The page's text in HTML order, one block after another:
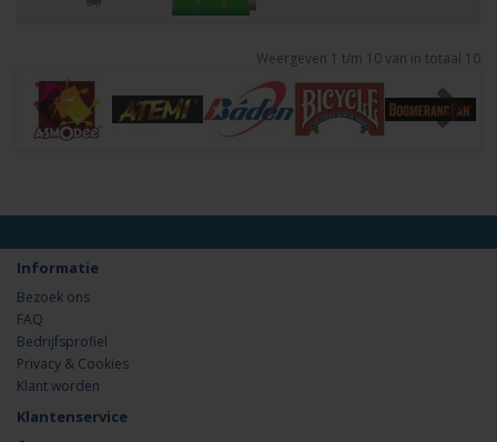
Weergeven 1 t/m 10 van in totaal 10
Informatie
Bezoek ons
FAQ
Bedrijfsprofiel
Privacy & Cookies
Klant worden
Klantenservice